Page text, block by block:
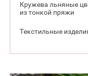
Кружева льняные
из тонкой пряжи
Текстильные